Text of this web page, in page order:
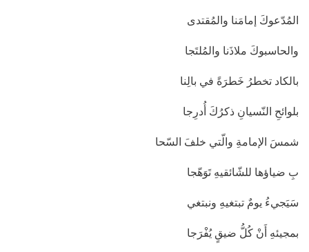
المُدّعوكَ إمامَنا والمُقتدى
والحاسبوكَ ملاذَنا والمُلتَجا
بالكاد تخطرُ خَطرَةً في بالِنا
بلوائحِ النّسيانِ ذكرُكَ أُدرِجا
شمسَ الإمامةِ والّتي خلفَ السّحا
بِ ضياؤها للشّائقيهِ تَوَهّجا
سَيَجيءُ يومٌ تبتغيهِ ونبتغي
بمجيئهِ أَنْ كُلُّ ضيقٍ يُفْرَجا